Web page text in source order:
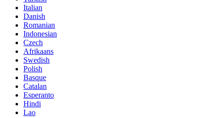
Italian
Danish
Romanian
Indonesian
Czech
Afrikaans
Swedish
Polish
Basque
Catalan
Esperanto
Hindi
Lao